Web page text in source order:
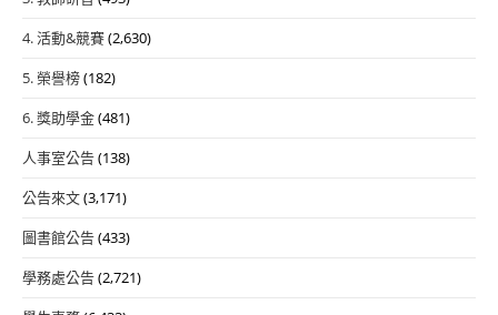
選
明
課
4. 活動&競賽(2,630)
5. 榮譽榜(182)
6. 獎助學金(481)
人事室公告(138)
公告來文(3,171)
圖書館公告(433)
學務處公告(2,721)